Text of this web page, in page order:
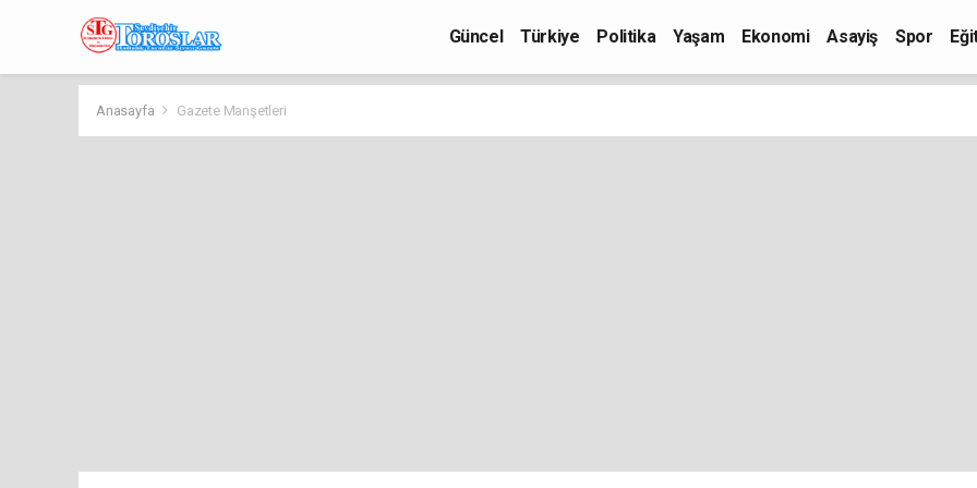
Güncel Türkiye Politika Yaşam Ekonomi Asayiş Spor
Anasayfa Gazete Manşetleri